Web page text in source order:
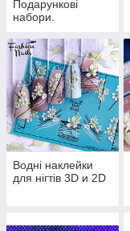
Подарункові
набори.
Водні наклейки
для нігтів 3D и 2D